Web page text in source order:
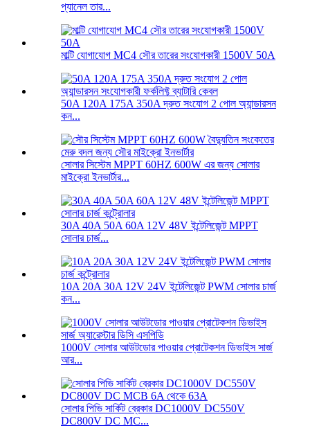
প্যানেল তার...
মাল্টি যোগাযোগ MC4 সৌর তারের সংযোগকারী 1500V 50A
50A 120A 175A 350A দ্রুত সংযোগ 2 পোল অ্যান্ডারসন
কন...
সোলার সিস্টেম MPPT 60HZ 600W এর জন্য সোলার
মাইক্রো ইনভার্টার...
30A 40A 50A 60A 12V 48V ইন্টেলিজেন্ট MPPT
সোলার চার্জ...
10A 20A 30A 12V 24V ইন্টেলিজেন্ট PWM সোলার চার্জ
কন...
1000V সোলার আউটডোর পাওয়ার প্রোটেকশন ডিভাইস সার্জ
আর...
সোলার পিভি সার্কিট ব্রেকার DC1000V DC550V
DC800V DC MC...